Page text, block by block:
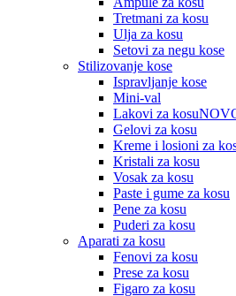
Tretmani za kosu
Ulja za kosu
Setovi za negu kose
Stilizovanje kose
Ispravljanje kose
Mini-val
Lakovi za kosu
Gelovi za kosu
Kreme i losioni za
Kristali za kosu
Vosak za kosu
Paste i gume za kosu
Pene za kosu
Puderi za kosu
Aparati za kosu
Fenovi za kosu
Prese za kosu
Figaro za kosu